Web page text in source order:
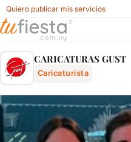
Quiero publicar mis servicios
CARICATURAS GUST
Caricaturista